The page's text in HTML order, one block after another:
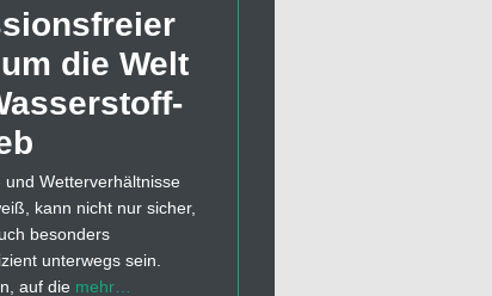
die Welt
und Wetterverhältnisse
kann nicht nur sicher,
besonders
unterwegs sein.
auf die mehr…